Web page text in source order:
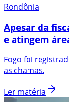
Rondônia
Apesar da
e atingem
Fogo foi
as chamas.
Ler matéria